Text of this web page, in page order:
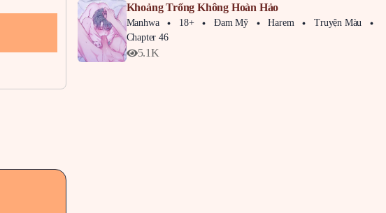
Khoảng Trống Không Hoàn Hảo
Manhwa 18+ Đam Mỹ Harem Truyện Màu
Chapter 46
5.1K